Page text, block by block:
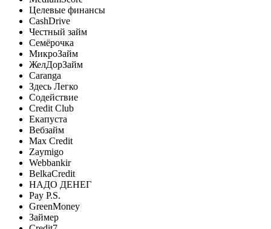
Целевые финансы
CashDrive
Честный займ
Семёрочка
МикроЗайм
ЖелДорЗайм
Caranga
Здесь Легко
Содействие
Credit Club
Екапуста
Вебзайм
Max Credit
Zaymigo
Webbankir
BelkaCredit
НАДО ДЕНЕГ
Pay P.S.
GreenMoney
Займер